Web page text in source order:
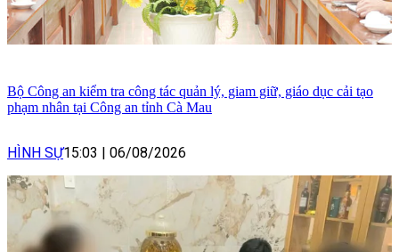
Bộ Công an kiểm tra công tác quản lý, giam giữ, giáo dục cải tạo
phạm nhân tại Công an tỉnh Cà Mau
HÌNH SỰ15:03 06/08/2026